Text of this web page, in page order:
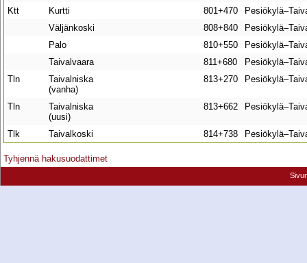
Ktt
Kurtti 801+470
Väljänkoski
808+840
Palo
810+550
Taivalvaara
811+680
Tln
Taivalniska
(vanha)
813+270
Tln
Taivalniska
(uusi)
813+662
Tlk Taivalkoski 814+738
Tyhjennä hakusuodattimet